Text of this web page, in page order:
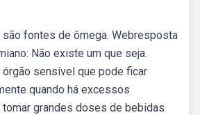
são fontes de ômega. Webresposta
Não existe um que seja.
sensível que pode ficar
quando há excessos
grandes doses de bebidas